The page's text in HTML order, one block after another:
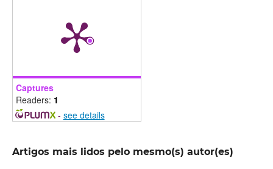
Captures
Readers: 1
- see details
Artigos mais lidos pelo mesmo(s) autor(es)